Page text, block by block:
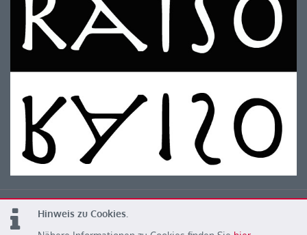
Hinweis zu Cookies.
© 2026 Kärntner Leichtathletik Verband